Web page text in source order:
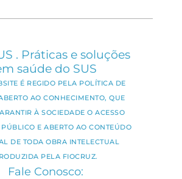
. Práticas e soluções
saúde do SUS
É REGIDO PELA POLÍTICA DE
AO CONHECIMENTO, QUE
À SOCIEDADE O ACESSO
PÚBLICO E ABERTO AO CONTEÚDO
DE TODA OBRA INTELECTUAL
PELA FIOCRUZ.
Fale Conosco: